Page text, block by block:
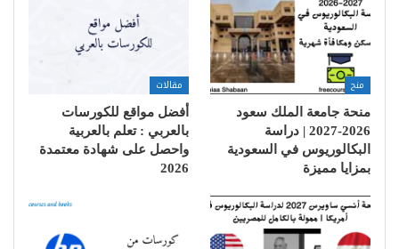
منح
منحة جامعة الملك سعود
2026-2027 | دراسة
البكالوريوس في السعودية
بمزايا مميزة
مقالات
أفضل مواقع للكورسات
بالعربي : تعلم بالعربية
واحصل على شهادة معتمدة
2026